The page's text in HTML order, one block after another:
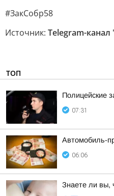
#ЗакСобр58
Источник: Telegram-
ТОП
Полицейские
07:31
Автомобиль-
06:06
Знаете ли вы,